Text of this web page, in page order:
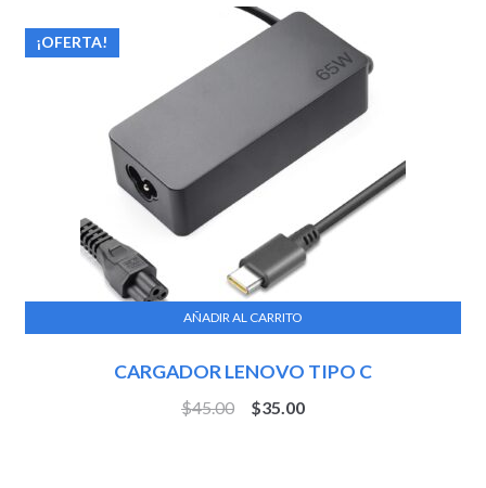
CARGADOR LENOVO TIPO C
¡OFERTA!
$45.00 $35.00
AÑADIR AL CARRITO